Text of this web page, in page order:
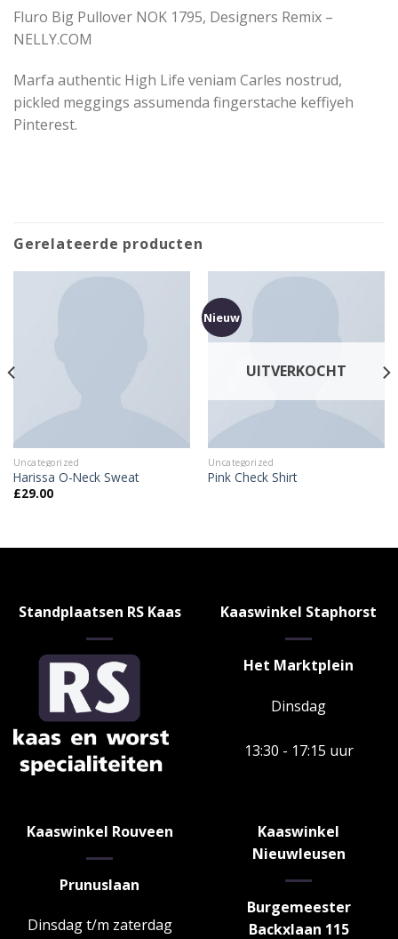
Fluro Big Pullover NOK 1795, Designers Remix –
NELLY.COM
Marfa authentic High Life veniam Carles nostrud,
pickled meggings assumenda fingerstache keffiyeh
Pinterest.
Gerelateerde producten
Uncategorized
Harissa O-Neck Sweat
£29.00
Nieuw
UITVERKOCHT
Uncategorized
Pink Check Shirt
Standplaatsen RS Kaas Kaaswinkel Staphorst
Het Marktplein
Dinsdag
13:30 - 17:15 uur
Kaaswinkel Rouveen
Prunuslaan
Dinsdag t/m zaterdag
Kaaswinkel
Nieuwleusen
Burgemeester
Backxlaan 115